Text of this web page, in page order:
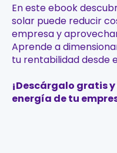
En este ebook
solar puede reducir
empresa y
Aprende a
tu rentabilidad desde
¡Descárgalo gratis
energía de tu